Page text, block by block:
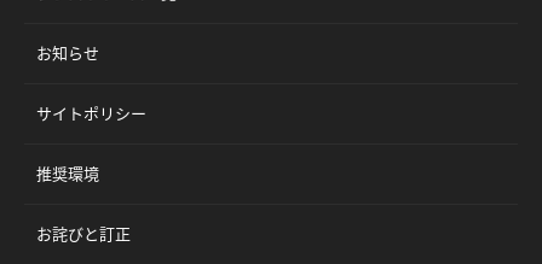
お知らせ
サイトポリシー
推奨環境
お詫びと訂正